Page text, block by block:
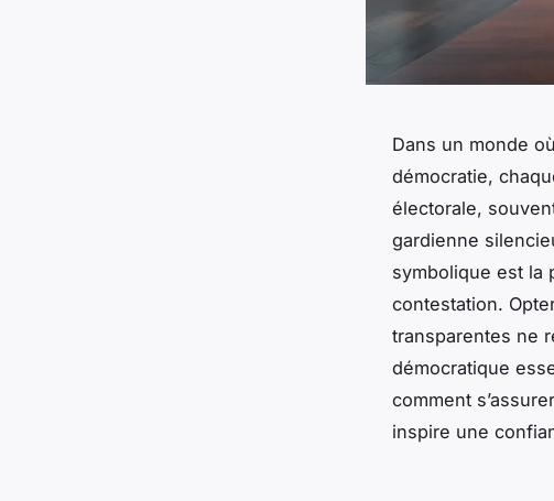
Dans un monde
démocratie,
électorale,
gardienne
symbolique est la
contestation.
transparentes ne
démocratique
comment
inspire une